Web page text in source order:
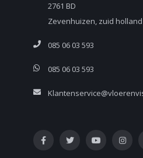
2761 BD
Zevenhuizen, zuid holland
085 06 03 593
085 06 03 593